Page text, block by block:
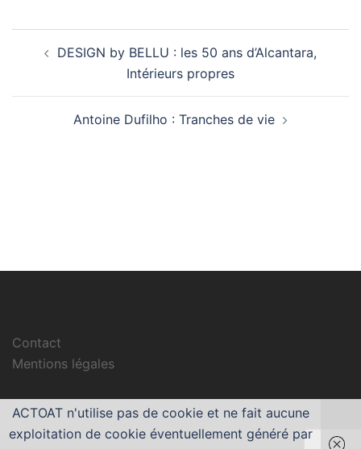
d’articleDESIGN by BELLU : les 50 ans d’Alcantara,
Intérieurs propres
Antoine Dufilho : Tranches de vie
Contact
Mentions légales
ACTOAT n'utilise pas de cookie et ne fait aucune
exploitation de cookie éventuellement généré par